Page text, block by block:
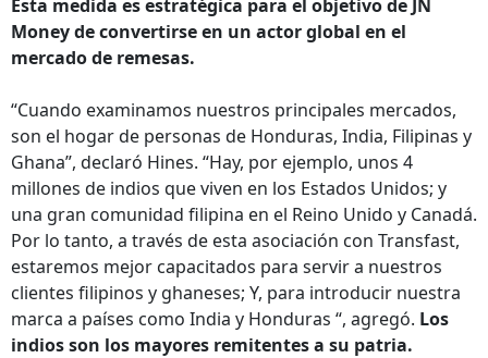
Esta medida es estratégica para el objetivo de JN
Money de convertirse en un actor global en el
mercado de remesas.
“Cuando examinamos nuestros principales mercados,
son el hogar de personas de Honduras, India, Filipinas y
Ghana”, declaró Hines. “Hay, por ejemplo, unos 4
millones de indios que viven en los Estados Unidos; y
una gran comunidad filipina en el Reino Unido y Canadá.
Por lo tanto, a través de esta asociación con Transfast,
estaremos mejor capacitados para servir a nuestros
clientes filipinos y ghaneses; Y, para introducir nuestra
marca a países como India y Honduras “, agregó. Los
indios son los mayores remitentes a su patria.